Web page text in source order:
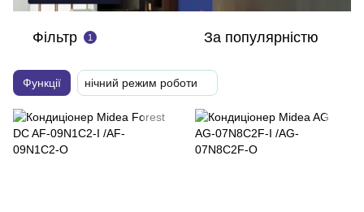
Фільтр 1 За популярністю
Функції нічний режим роботи